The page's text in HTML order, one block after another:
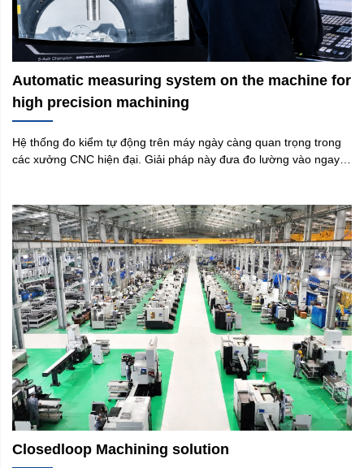
Automatic measuring system on the machine for
high precision machining
Hệ thống đo kiểm tự động trên máy ngày càng quan trọng trong
các xưởng CNC hiện đại. Giải pháp này đưa đo lường vào ngay
Yamaguchi Việt Nam, hệ thống đo kiểm tự động trên máy được
xem là bài toán ứng dụng, cần hiểu rõ máy, chi tiết, dung sai,
cách gá đặt, dao cụ và mục tiêu chất lượng của từng nhà máy.
Closedloop Machining solution